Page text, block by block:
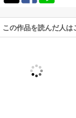
この作品を読んだ人